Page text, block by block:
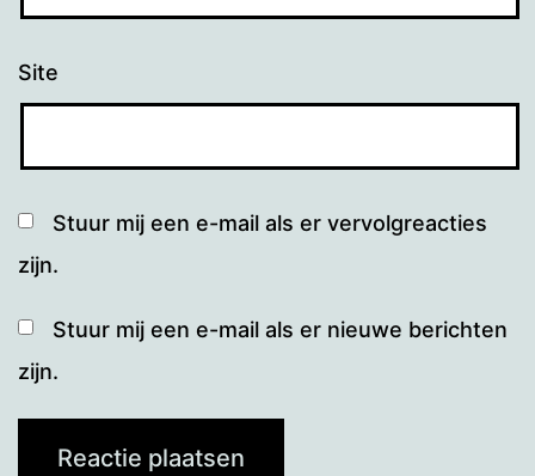
Site
Stuur mij een e-mail als er vervolgreacties
zijn.
Stuur mij een e-mail als er nieuwe berichten
zijn.